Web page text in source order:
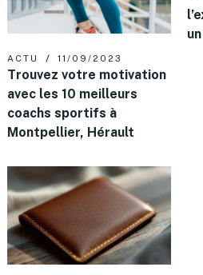
ACTU 11/09/2023
Trouvez votre motivation
avec les 10 meilleurs
coachs sportifs à
Montpellier, Hérault